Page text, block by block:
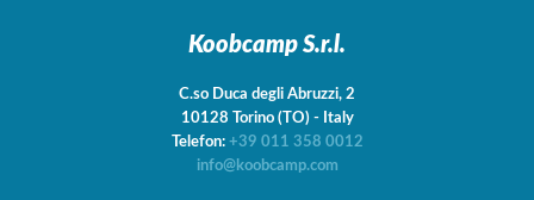
Koobcamp S.r.l.
C.so Duca degli Abruzzi, 2
10128 Torino (TO) - Italy
Telefon: +39 011 358 0012
info@koobcamp.com